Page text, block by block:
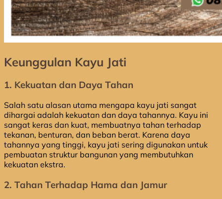
Keunggulan Kayu Jati
1. Kekuatan dan Daya Tahan
Salah satu alasan utama mengapa kayu jati sangat
dihargai adalah kekuatan dan daya tahannya. Kayu ini
sangat keras dan kuat, membuatnya tahan terhadap
tekanan, benturan, dan beban berat. Karena daya
tahannya yang tinggi, kayu jati sering digunakan untuk
pembuatan struktur bangunan yang membutuhkan
kekuatan ekstra.
2. Tahan Terhadap Hama dan Jamur